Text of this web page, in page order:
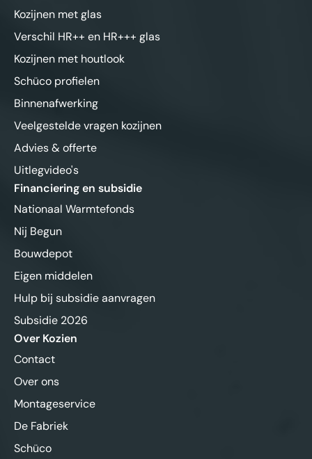
Kozijnen met glas
Verschil HR++ en HR+++ glas
Kozijnen met houtlook
Schüco profielen
Binnenafwerking
Veelgestelde vragen kozijnen
Advies & offerte
Uitlegvideo's
Financiering en subsidie
Nationaal Warmtefonds
Nij Begun
Bouwdepot
Eigen middelen
Hulp bij subsidie aanvragen
Subsidie 2026
Over Kozien
Contact
Over ons
Montageservice
De Fabriek
Schüco